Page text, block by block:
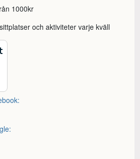
1000kr
och aktiviteter varje kväll